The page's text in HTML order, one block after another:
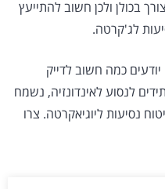
בכולן ולכן חשוב להתייעץ
לג'קרטה.
יודעים כמה חשוב לדייק
לנסוע לאינדונזיה, נשמח
נסיעות ליוגיאקרטה. צרו